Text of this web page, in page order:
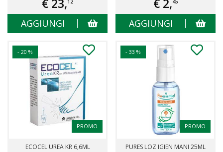
€ 23,12
AGGIUNGI
€ 2,45
AGGIUNGI
- 20 %
PROMO
ECOCEL UREA KR 6,6ML
- 33 %
PROMO
PURES LOZ IGIEN MANI 25ML